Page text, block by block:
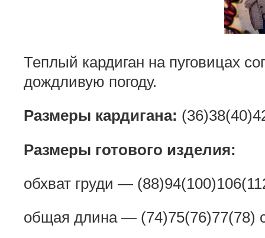
Теплый кардиган на пуговицах
дождливую погоду.
Размеры кардигана:
Размеры готового изделия:
обхват груди —
общая длина — (74)75(76)77(78)